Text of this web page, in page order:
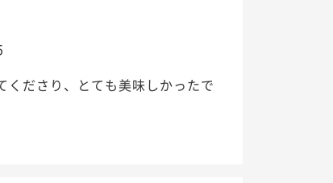
くださり、とても美味しかったで